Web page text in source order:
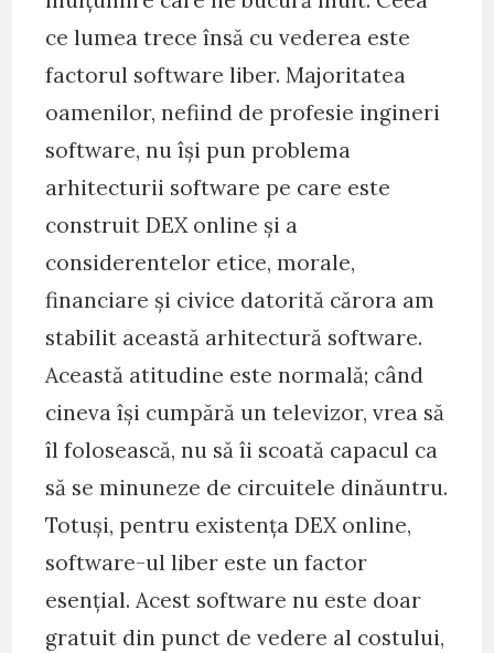
ce lumea trece însă cu vederea este
factorul software liber. Majoritatea
oamenilor, nefiind de profesie ingineri
software, nu își pun problema
arhitecturii software pe care este
construit DEX online și a
considerentelor etice, morale,
financiare și civice datorită cărora am
stabilit această arhitectură software.
Această atitudine este normală; când
cineva își cumpără un televizor, vrea să
îl folosească, nu să îi scoată capacul ca
să se minuneze de circuitele dinăuntru.
Totuși, pentru existența DEX online,
software-ul liber este un factor
esențial. Acest software nu este doar
gratuit din punct de vedere al costului,